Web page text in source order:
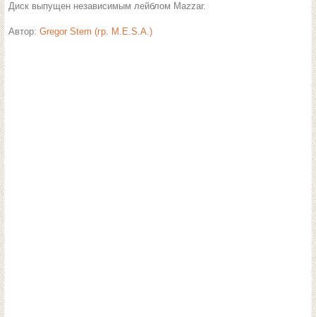
Диск выпущен независимым лейблом Mazzar.
Автор: Gregor Stem (гр. M.E.S.A.)